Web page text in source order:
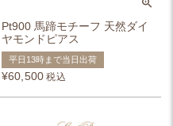
Pt900 馬蹄モチーフ 天然ダイ
ヤモンドピアス
平日13時まで当日出荷
¥60,500 税込